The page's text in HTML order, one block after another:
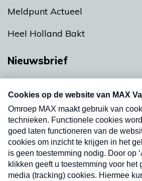
Meldpunt Actueel
Heel Holland Bakt
Nieuwsbrief
nieuwsbrief. Elke vrijdag- en
uw mailbox.